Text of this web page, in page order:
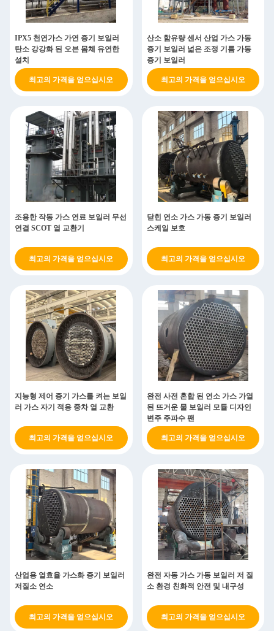
IPX5 천연가스 가연 증기 보일러
탄소 강강화 된 오븐 몸체 유연한
설치
최고의 가격을 얻으십시오
산소 함유량 센서 산업 가스 가동
증기 보일러 넓은 조정 기름 가동
증기 보일러
최고의 가격을 얻으십시오
조용한 작동 가스 연료 보일러 무선
연결 SCOT 열 교환기
최고의 가격을 얻으십시오
닫힌 연소 가스 가동 증기 보일러
스케일 보호
최고의 가격을 얻으십시오
지능형 제어 증기 가스를 켜는 보일
러 가스 자기 적응 중차 열 교환
최고의 가격을 얻으십시오
완전 사전 혼합 된 연소 가스 가열
된 뜨거운 물 보일러 모듈 디자인
변주 주파수 팬
최고의 가격을 얻으십시오
산업용 열효율 가스화 증기 보일러
저질소 연소
최고의 가격을 얻으십시오
완전 자동 가스 가동 보일러 저 질
소 환경 친화적 안전 및 내구성
최고의 가격을 얻으십시오